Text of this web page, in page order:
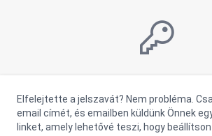
Elfelejtette a jelszavát? Nem probléma.
email címét, és emailben küldünk Önnek
linket, amely lehetővé teszi, hogy beállítson